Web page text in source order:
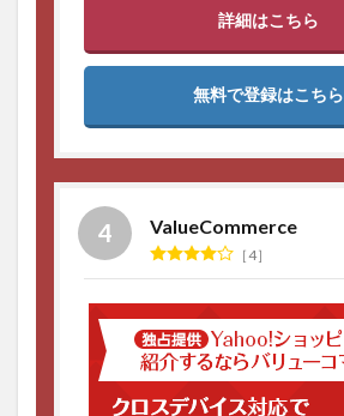
詳細はこちら
無料で登録はこちら
ValueCommerce
4